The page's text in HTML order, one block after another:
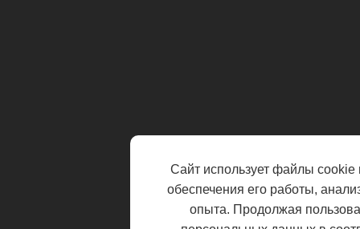
Сайт использует файлы cookie
обеспечения его работы,
опыта. Продолжая